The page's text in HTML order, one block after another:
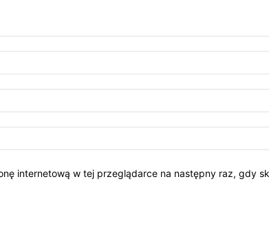
internetową w tej przeglądarce na następny raz, gdy